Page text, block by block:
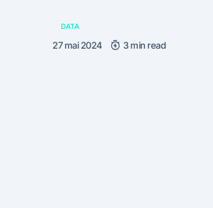
DATA
27 mai 2024 3 min read